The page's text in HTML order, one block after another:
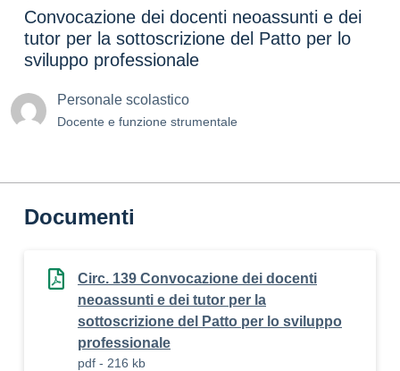
Convocazione dei docenti neoassunti e dei
tutor per la sottoscrizione del Patto per lo
sviluppo professionale
Personale scolastico
Docente e funzione strumentale
Documenti
Circ. 139 Convocazione dei docenti
neoassunti e dei tutor per la
sottoscrizione del Patto per lo sviluppo
professionale
pdf - 216 kb